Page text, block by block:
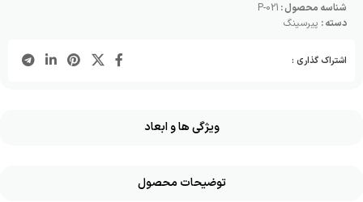
شناسه محصول : P-021
دسته : پیرسینگ
اشتراک گذاری :
ویژگی ها و ابعاد
توضیحات محصول